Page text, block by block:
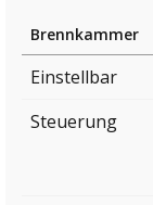
Brennkammer
Einstellbar
Steuerung